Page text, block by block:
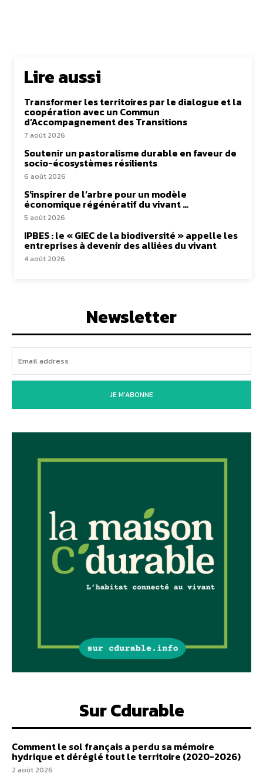
Lire aussi
Transformer les territoires par le dialogue et la
coopération avec un Commun
d’Accompagnement des Transitions
7 août 2026
Soutenir un pastoralisme durable en faveur de
socio-écosystèmes résilients
6 août 2026
S’inspirer de l’arbre pour un modèle
économique régénératif du vivant …
5 août 2026
IPBES : le « GIEC de la biodiversité » appelle les
entreprises à devenir des alliées du vivant
4 août 2026
Newsletter
JE M'ABONNE
Sur Cdurable
Comment le sol français a perdu sa mémoire
hydrique et déréglé tout le territoire (2020-2026)
2 août 2026